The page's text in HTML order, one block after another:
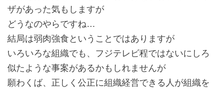
ザがあった気もしますが
どうなのやらですね…
結局は弱肉強食ということではありますが
いろいろな組織でも、フジテレビ程ではないにしろ
似たような事案があるかもしれませんが
願わくば、正しく公正に組織経営できる人が組織を